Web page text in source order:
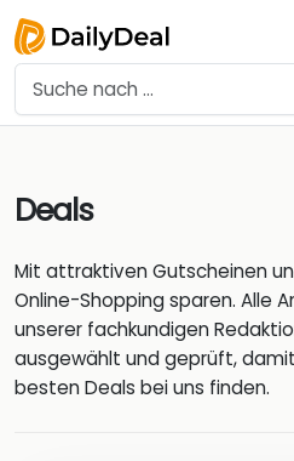
Deals
Mit attraktiven Gutscheinen
Online-Shopping sparen. Alle
unserer fachkundigen
ausgewählt und geprüft,
besten Deals bei uns finden.